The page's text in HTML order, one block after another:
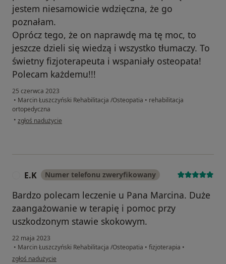
jestem niesamowicie wdzięczna, że go
poznałam.
Oprócz tego, że on naprawdę ma tę moc, to
jeszcze dzieli się wiedzą i wszystko tłumaczy. To
świetny fizjoterapeuta i wspaniały osteopata!
Polecam każdemu!!!
25 czerwca 2023
• Marcin Łuszczyński Rehabilitacja /Osteopatia • rehabilitacja
ortopedyczna
• w opinii użytkownika Pacjent
zgłoś nadużycie
E.K Numer telefonu zweryfikowany
Bardzo polecam leczenie u Pana Marcina. Duże
zaangażowanie w terapię i pomoc przy
uszkodzonym stawie skokowym.
22 maja 2023
• Marcin Łuszczyński Rehabilitacja /Osteopatia • fizjoterapia •
w opinii użytkownika E.K
zgłoś nadużycie